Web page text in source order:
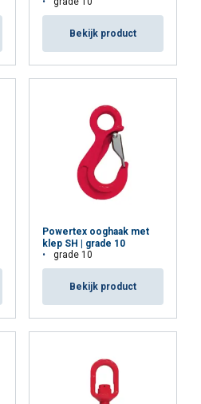
Bekijk product
Powertex ooghaak met
klep SH | grade 10
grade 10
Bekijk product